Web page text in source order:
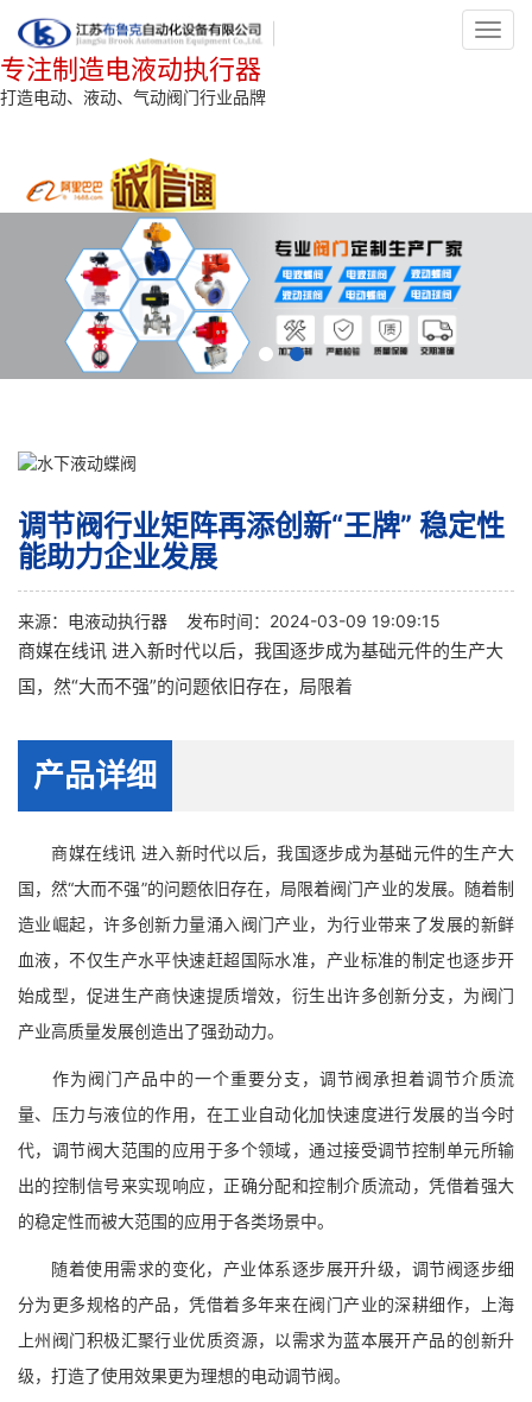
专注制造电液动执行器
打造电动、液动、气动阀门行业品牌
调节阀行业矩阵再添创新“王牌” 稳定性
能助力企业发展
来源： 电液动执行器 发布时间：2024-03-09 19:09:15
商媒在线讯 进入新时代以后，我国逐步成为基础元件的生产大
国，然“大而不强”的问题依旧存在，局限着
产品详细
商媒在线讯 进入新时代以后，我国逐步成为基础元件的生产大
国，然“大而不强”的问题依旧存在，局限着阀门产业的发展。随着制
造业崛起，许多创新力量涌入阀门产业，为行业带来了发展的新鲜
血液，不仅生产水平快速赶超国际水准，产业标准的制定也逐步开
始成型，促进生产商快速提质增效，衍生出许多创新分支，为阀门
产业高质量发展创造出了强劲动力。
作为阀门产品中的一个重要分支，调节阀承担着调节介质流
量、压力与液位的作用，在工业自动化加快速度进行发展的当今时
代，调节阀大范围的应用于多个领域，通过接受调节控制单元所输
出的控制信号来实现响应，正确分配和控制介质流动，凭借着强大
的稳定性而被大范围的应用于各类场景中。
随着使用需求的变化，产业体系逐步展开升级，调节阀逐步细
分为更多规格的产品，凭借着多年来在阀门产业的深耕细作，上海
上州阀门积极汇聚行业优质资源，以需求为蓝本展开产品的创新升
级，打造了使用效果更为理想的电动调节阀。